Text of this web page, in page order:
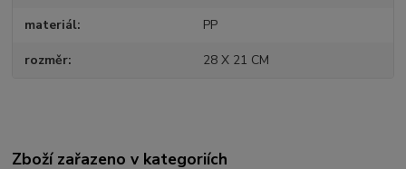
materiál PP
rozměr 28 X 21 CM
Zboží zařazeno v kategoriích